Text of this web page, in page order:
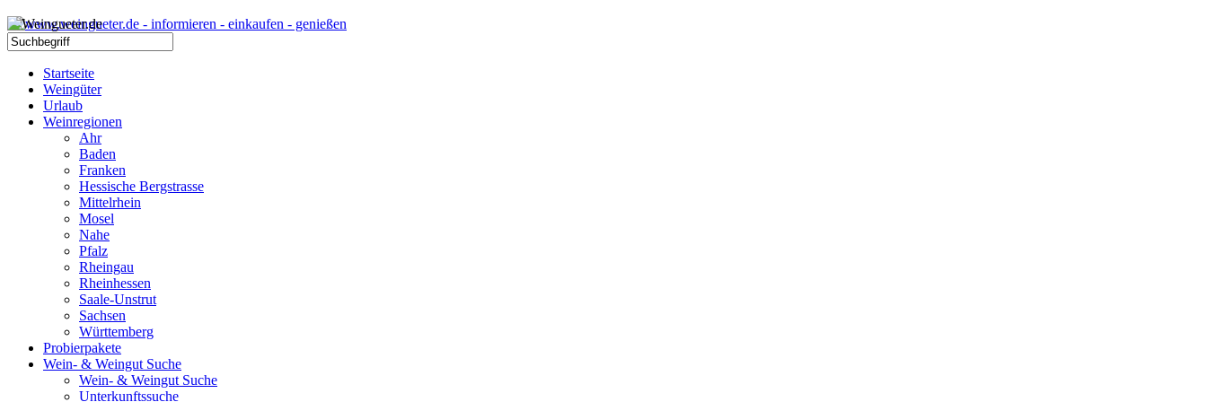
Startseite
Weingüter
Urlaub
Weinregionen
Ahr
Baden
Franken
Hessische Bergstrasse
Mittelrhein
Mosel
Nahe
Pfalz
Rheingau
Rheinhessen
Saale-Unstrut
Sachsen
Württemberg
Probierpakete
Wein- & Weingut Suche
Wein- & Weingut Suche
Unterkunftssuche